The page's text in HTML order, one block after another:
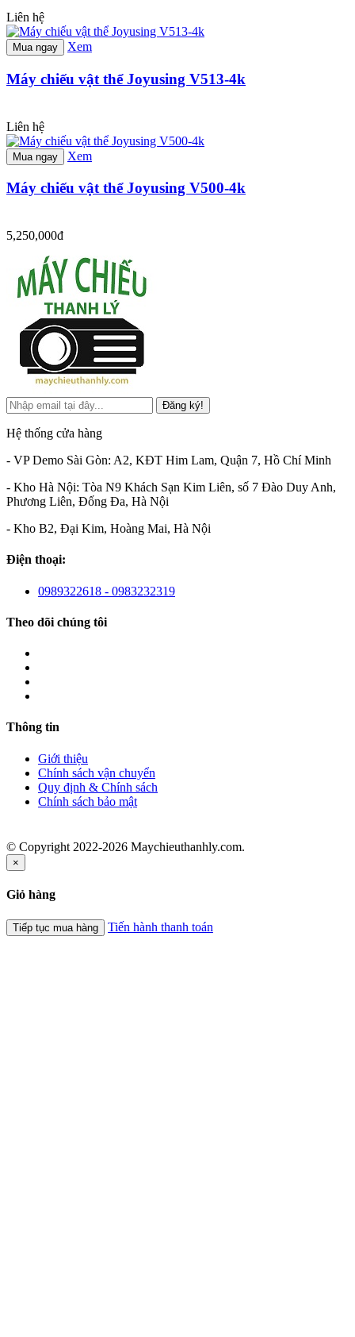
Liên hệ
Mua ngay Xem
Máy chiếu vật thể Joyusing V513-4k
Liên hệ
Mua ngay Xem
Máy chiếu vật thể Joyusing V500-4k
5,250,000đ
Đăng ký!
Hệ thống cửa hàng
- VP Demo Sài Gòn: A2, KĐT Him Lam, Quận 7, Hồ Chí Minh
- Kho Hà Nội: Tòa N9 Khách Sạn Kim Liên, số 7 Đào Duy Anh,
Phương Liên, Đống Đa, Hà Nội
- Kho B2, Đại Kim, Hoàng Mai, Hà Nội
Điện thoại:
0989322618 - 0983232319
Theo dõi chúng tôi
Thông tin
Giới thiệu
Chính sách vận chuyển
Quy định & Chính sách
Chính sách bảo mật
© Copyright 2022-2026 Maychieuthanhly.com.
×
Giỏ hàng
Tiếp tục mua hàng Tiến hành thanh toán